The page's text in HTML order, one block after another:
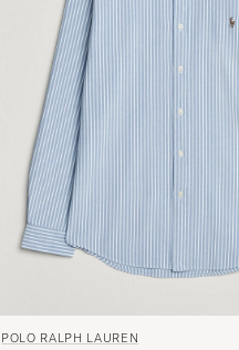
Schnelle
Genser var
CAROLYN V
Mycket fin
POLO RALPH LAUREN